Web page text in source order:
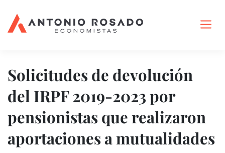
Solicitudes de devolución
del IRPF 2019-2023 por
pensionistas que realizaron
aportaciones a mutualidades